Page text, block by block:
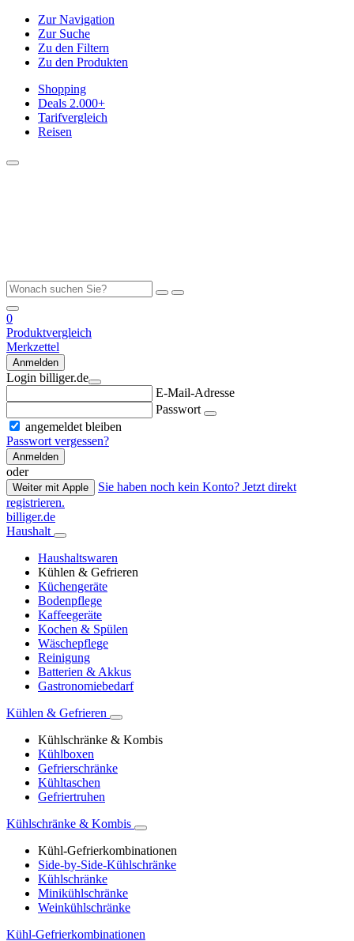
Zur Navigation
Zur Suche
Zu den Filtern
Zu den Produkten
Shopping
Deals 2.000+
Tarifvergleich
Reisen
0
Produktvergleich
Merkzettel
Anmelden
Login billiger.de
E-Mail-Adresse
Passwort
angemeldet bleiben
Passwort vergessen?
Anmelden
oder
Weiter mit Apple
Sie haben noch kein Konto? Jetzt direkt
registrieren.
billiger.de
Haushalt
Haushaltswaren
Kühlen & Gefrieren
Küchengeräte
Bodenpflege
Kaffeegeräte
Kochen & Spülen
Wäschepflege
Reinigung
Batterien & Akkus
Gastronomiebedarf
Kühlen & Gefrieren
Kühlschränke & Kombis
Kühlboxen
Gefrierschränke
Kühltaschen
Gefriertruhen
Kühlschränke & Kombis
Kühl-Gefrierkombinationen
Side-by-Side-Kühlschränke
Kühlschränke
Minikühlschränke
Weinkühlschränke
Kühl-Gefrierkombinationen